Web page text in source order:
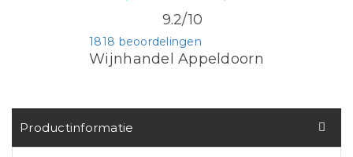
Wijnhandel Appeldoorn
1818 beoordelingen
9.2/10
Productinformatie